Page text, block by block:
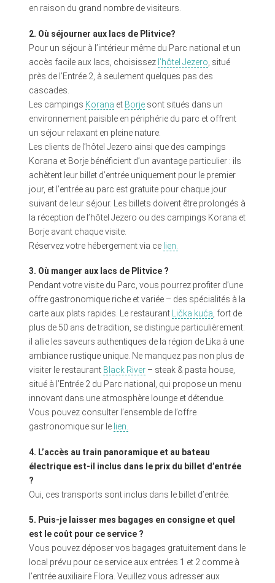
en raison du grand nombre de visiteurs.
2. Où séjourner aux lacs de Plitvice?
Pour un séjour à l’intérieur même du Parc national et un
accès facile aux lacs, choisissez l’hôtel Jezero , situé
près de l’Entrée 2, à seulement quelques pas des
cascades.
Les campings Korana et Borjesont situés dans un
environnement paisible en périphérie du parc et offrent
un séjour relaxant en pleine nature.
Les clients de l’hôtel Jezero ainsi que des campings
Korana et Borje bénéficient d’un avantage particulier : ils
achètent leur billet d’entrée uniquement pour le premier
jour, et l’entrée au parc est gratuite pour chaque jour
suivant de leur séjour. Les billets doivent être prolongés à
la réception de l’hôtel Jezero ou des campings Korana et
Borje avant chaque visite.
Réservez votre hébergement via ce lien.
3. Où manger aux lacs de Plitvice ?
Pendant votre visite du Parc, vous pourrez profiter d’une
offre gastronomique riche et variée – des spécialités à la
carte aux plats rapides. Le restaurant
Lička kuća , fort de
plus de 50 ans de tradition, se distingue particulièrement:
il allie les saveurs authentiques de la région de Lika à une
ambiance rustique unique. Ne manquez pas non plus de
visiter le restaurant Black River– steak & pasta house,
situé à l’Entrée 2 du Parc national, qui propose un menu
innovant dans une atmosphère lounge et détendue.
Vous pouvez consulter l’ensemble de l’offre
gastronomique sur le lien.
4. L’accès au train panoramique et au bateau
électrique est-il inclus dans le prix du billet d’entrée
?
Oui, ces transports sont inclus dans le billet d’entrée.
5. Puis-je laisser mes bagages en consigne et quel
est le coût pour ce service ?
Vous pouvez déposer vos bagages gratuitement dans le
local prévu pour ce service aux entrées 1 et 2 comme à
l’entrée auxiliaire Flora. Veuillez vous adresser aux